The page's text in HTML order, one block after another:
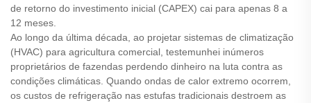
de retorno do investimento inicial (CAPEX) cai para apenas 8 a
12 meses.
Ao longo da última década, ao projetar sistemas de climatização
(HVAC) para agricultura comercial, testemunhei inúmeros
proprietários de fazendas perdendo dinheiro na luta contra as
condições climáticas. Quando ondas de calor extremo ocorrem,
os custos de refrigeração nas estufas tradicionais destroem as